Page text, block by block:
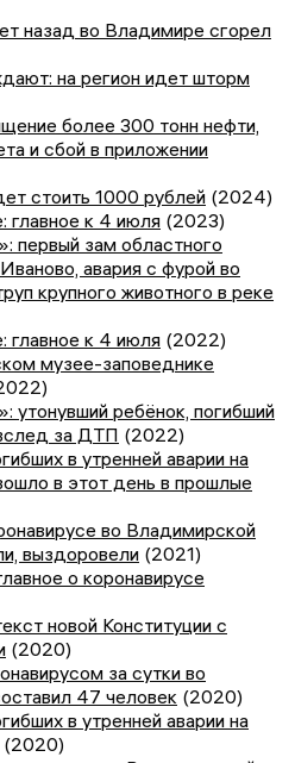
назад во Владимире сгорел
на регион идет шторм
более 300 тонн нефти,
и сбой в приложении
стоить 1000 рублей (2024)
главное к 4 июля (2023)
первый зам областного
авария с фурой во
крупного животного в реке
главное к 4 июля (2022)
музее-заповеднике
ребёнок, погибший
за ДТП (2022)
в утренней аварии на
в этот день в прошлые
во Владимирской
выздоровели (2021)
о коронавирусе
новой Конституции с
(2020)
за сутки во
47 человек (2020)
в утренней аварии на
(2020)